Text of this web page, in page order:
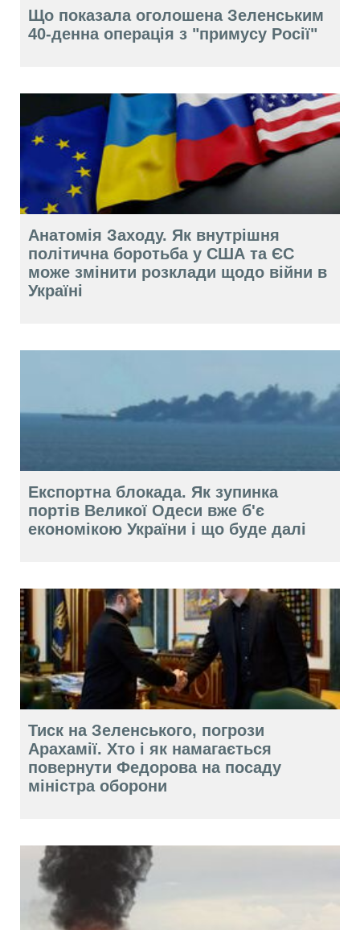
Що показала оголошена Зеленським
40-денна операція з "примусу Росії"
Анатомія Заходу. Як внутрішня
політична боротьба у США та ЄС
може змінити розклади щодо війни в
Україні
Експортна блокада. Як зупинка
портів Великої Одеси вже б'є
економікою України і що буде далі
Тиск на Зеленського, погрози
Арахамії. Хто і як намагається
повернути Федорова на посаду
міністра оборони